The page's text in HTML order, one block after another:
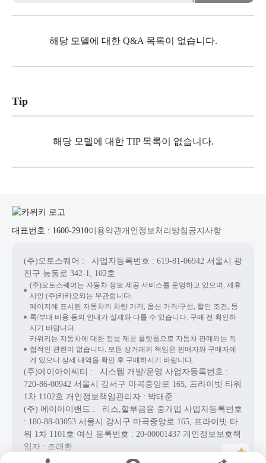
해당 모델에 대한 Q&A 목록이 없습니다.
Tip
해당 모델에 대한 TIP 목록이 없습니다.
대표번호 : 1600-2910이용약관개인정보처리방침 공지사항
(주)오토스퀘어 : 사업자등록번호 : 619-81-06942 서울시 광
진구 능동로 342-1, 102호
(주)오토스퀘어는 자동차 정보 제공 서비스를 운영하고 있으며, 제휴
사인 (주)카카오와는 무관합니다.
페이지에 표시된 자동차의 차량 가격, 옵션 가격/구성, 할인 조건, 등
록/부대 비용 등의 안내가 실제와 다를 수 있습니다. 구매 전 확인하
시기 바랍니다.
카위키는 자동차에 대한 정보 제공 플랫폼으로 자동차 판매와는 직
접적인 관련이 없습니다. 모든 상거래의 책임은 판매자와 구매자에
게 있으니 상세 내역을 확인 후 구매하시기 바랍니다.
(주)에이아이씨티 : 시스템 개발/운영 사업자등록번호 :
720-86-00942 서울시 강서구 마곡중앙로 165, 프라이빗 타워
1차 1102호 개인정보책임관리자 : 박태준
(주) 에이아이밴드 : 리스,할부금융 중개업 사업자등록번호
: 180-88-03053 서울시 강서구 마곡중앙로 165, 프라이빗 타
워 1차 1101호 여신 등록번호 : 20-00001437 개인정보보호책
임자 : 조래환
Copyright© AICT Co., Ltd. All Rights Reserved.